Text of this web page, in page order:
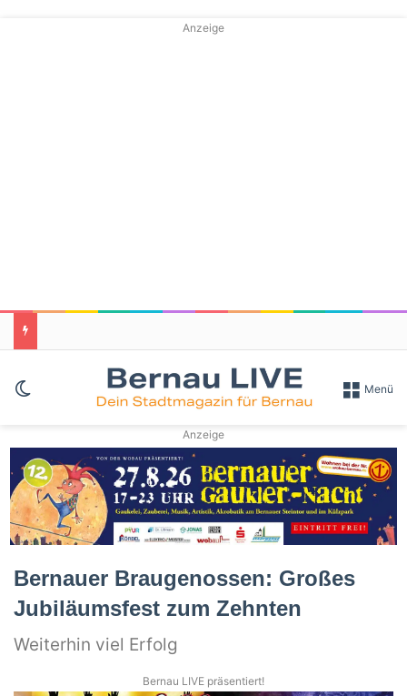
Anzeige
Skin umschalten Menü
Anzeige
Bernauer Braugenossen: Großes
Jubiläumsfest zum Zehnten
Weiterhin viel Erfolg
Bernau LIVE präsentiert!